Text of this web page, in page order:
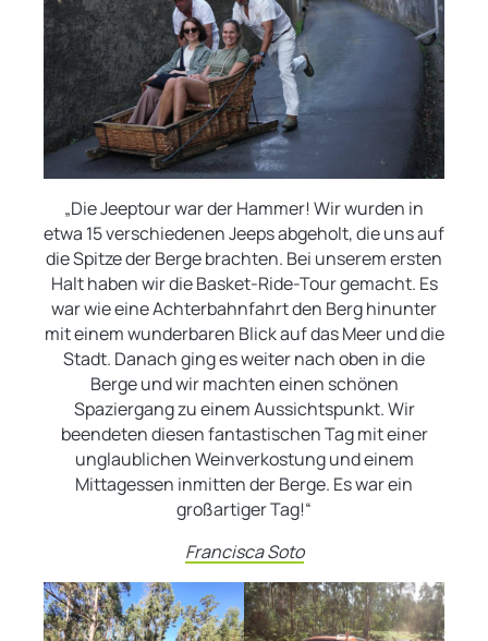
„Die Jeeptour war der Hammer! Wir wurden in
etwa 15 verschiedenen Jeeps abgeholt, die uns auf
die Spitze der Berge brachten. Bei unserem ersten
Halt haben wir die Basket-Ride-Tour gemacht. Es
war wie eine Achterbahnfahrt den Berg hinunter
mit einem wunderbaren Blick auf das Meer und die
Stadt. Danach ging es weiter nach oben in die
Berge und wir machten einen schönen
Spaziergang zu einem Aussichtspunkt. Wir
beendeten diesen fantastischen Tag mit einer
unglaublichen Weinverkostung und einem
Mittagessen inmitten der Berge. Es war ein
großartiger Tag!“
Francisca Soto